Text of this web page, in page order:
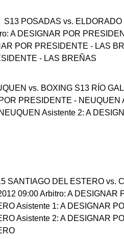
POSADAS vs.
A DESIGNAR POR
POR PRESIDENTE - LAS
- LAS BREÑAS
vs. BOXING S13 RÍO
PRESIDENTE - NEUQUEN
Asistente 2: A
SANTIAGO DEL ESTERO vs.
09:00 Arbitro: A DESIGNAR
Asistente 1: A DESIGNAR
Asistente 2: A DESIGNAR